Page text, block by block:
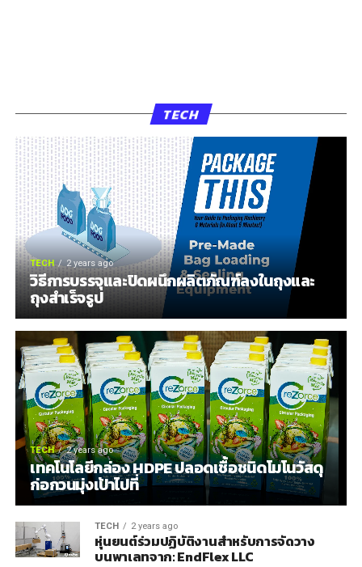
TECH
TECH 2 years ago
วิธีการบรรจุและปิดผนึกผลิตภัณฑ์ลงในถุงและ
ถุงสำเร็จรูป
TECH 2 years ago
เทคโนโลยีกล่อง HDPE ปลอดเชื้อชนิดโมโนวัสดุ
ก่อกวนมุ่งเป้าไปที่
TECH 2 years ago
หุ่นยนต์ร่วมปฏิบัติงานสำหรับการจัดวาง
บนพาเลทจาก: EndFlex LLC